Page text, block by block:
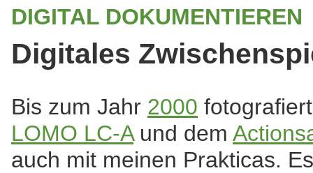
DIGITAL DOKUMENTIEREN
Digitales
Bis zum Jahr 2000
LOMO LC-Aund dem
auch mit meinen Prakticas.